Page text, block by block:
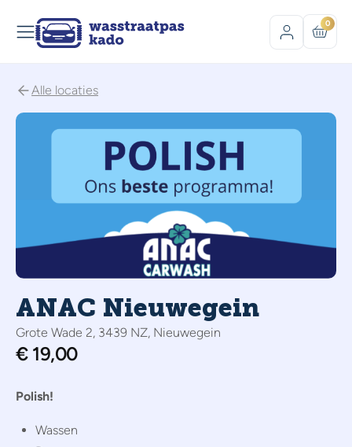
0
Alle locaties
ANAC Nieuwegein
Grote Wade 2, 3439 NZ, Nieuwegein
Polish!
Wassen
€19,00